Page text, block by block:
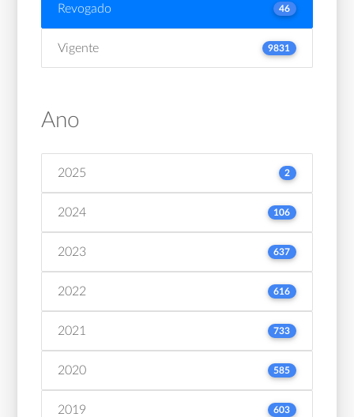
Revogado 46
Vigente 9831
Ano
2025 2
2024 106
2023 637
2022 616
2021 733
2020 585
2019 603